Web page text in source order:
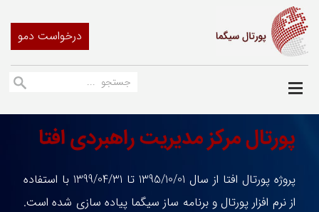
درخواست دمو
پورتال مرکز مدیریت راهبردی افتا
پروژه پورتال افتا از سال 1395/10/01 تا 1399/04/31 با استفاده
از نرم افزار پورتال و برنامه ساز سیگما پیاده سازی شده است.